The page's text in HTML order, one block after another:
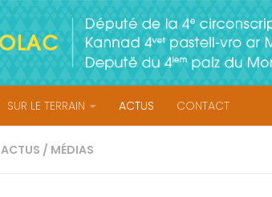
SUR LE TERRAIN ACTUS CONTACT
ACTUS / MÉDIAS